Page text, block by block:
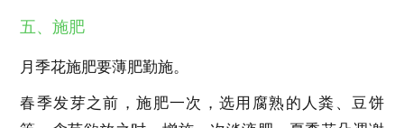
五、施肥
月季花施肥要薄肥勤施。
春季发芽之前，施肥一次，选用腐熟的人粪、豆饼